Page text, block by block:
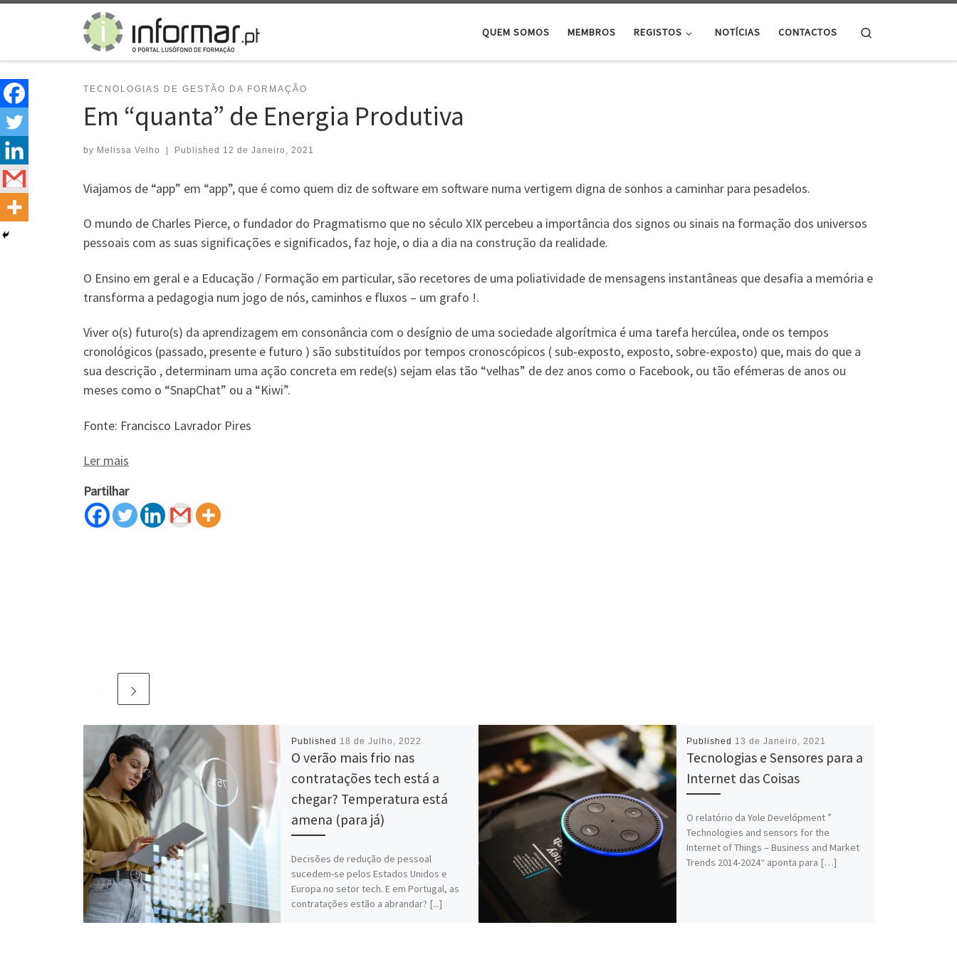
Skip to content
QUEM SOMOS MEMBROS REGISTOS NOTÍCIAS CONTACTOS
TECNOLOGIAS DE GESTÃO DA FORMAÇÃO
Em “quanta” de Energia Produtiva
by Melissa Velho | Published 12 de Janeiro, 2021
Viajamos de “app” em “app”, que é como quem diz de software em software numa vertigem digna de sonhos a caminhar para pesadelos.
O mundo de Charles Pierce, o fundador do Pragmatismo que no século XIX percebeu a importância dos signos ou sinais na formação dos universos
pessoais com as suas significações e significados, faz hoje, o dia a dia na construção da realidade.
O Ensino em geral e a Educação / Formação em particular, são recetores de uma poliatividade de mensagens instantâneas que desafia a memória e
transforma a pedagogia num jogo de nós, caminhos e fluxos – um grafo !.
Viver o(s) futuro(s) da aprendizagem em consonância com o desígnio de uma sociedade algorítmica é uma tarefa hercúlea, onde os tempos
cronológicos (passado, presente e futuro ) são substituídos por tempos cronoscópicos ( sub-exposto, exposto, sobre-exposto) que, mais do que a
sua descrição , determinam uma ação concreta em rede(s) sejam elas tão “velhas” de dez anos como o Facebook, ou tão efémeras de anos ou
meses como o “SnapChat” ou a “Kiwi”.
Fonte: Francisco Lavrador Pires
Ler mais
Partilhar
Published 18 de Julho, 2022
O verão mais frio nas
contratações tech está a
chegar? Temperatura está
amena (para já)
Decisões de redução de pessoal
sucedem-se pelos Estados Unidos e
Europa no setor tech. E em Portugal, as
contratações estão a abrandar? [...]
Published 13 de Janeiro, 2021
Tecnologias e Sensores para a
Internet das Coisas
O relatório da Yole Develópment ”
Technologies and sensors for the
Internet of Things – Business and Market
Trends 2014-2024“ aponta para […]